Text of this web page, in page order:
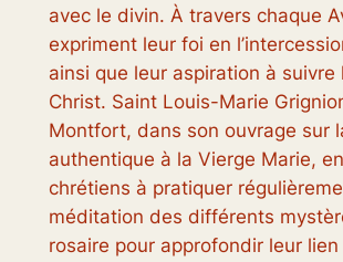
avec le divin. À travers chaque
expriment leur foi en
ainsi que leur aspiration à suivre
Christ. Saint Louis-Marie
Montfort, dans son ouvrage sur
authentique à la Vierge Marie,
chrétiens à pratiquer
méditation des différents
rosaire pour approfondir leur lien